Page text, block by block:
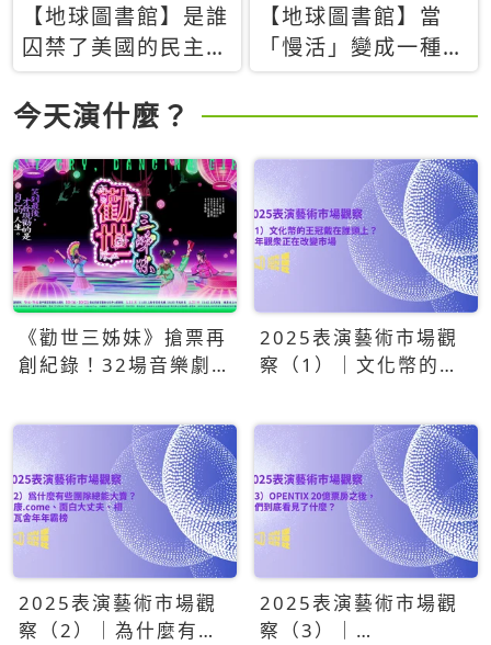
【地球圖書館】是誰
囚禁了美國的民主？
當民主威脅到特權，
經濟學家長達半世紀
的反撲計畫
【地球圖書館】當
「慢活」變成一種商
品：社群時代，資本
主義如何包裝你的休
今天演什麼？
《勸世三姊妹》搶票再
創紀錄！32場音樂劇
2025表演藝術市場觀
察（1）｜文化幣的王
眾正在改變市場
2025表演藝術市場觀
察（2）｜為什麼有些
2025表演藝術市場觀
察（3）｜